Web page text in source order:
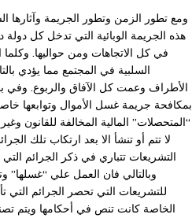
ومع تطور الزمن وتطور الجريمة وآثارها
هذه الجريمة الوبائية التي تدخل كل
في كل الاتجاهات ومن حواليها.
السلبية في المجتمع مما يؤدي
الأطراف وعمت كل الآفاق والربوع. وفي
بمكافحة جريمة غسل الأموال وتوابعها
“المتحصلات” المالية المخالفة للقانون
لا تتم أو تنشأ الا بعد ارتكاب تلك
التشريعات تتباري في ذكر الجرائم
وبالتالي فان العمل علي “غسلها”
للتشريعات التي تحصر الجرائم التي
الخاصة كانت تنص في أحكامها ويتم